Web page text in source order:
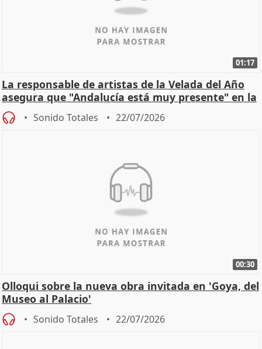
01:17
La responsable de artistas de la Velada del Año
asegura que "Andalucía está muy presente" en la
cita
Sonido Totales 22/07/2026
00:30
Olloqui sobre la nueva obra invitada en 'Goya, del
Museo al Palacio'
Sonido Totales 22/07/2026